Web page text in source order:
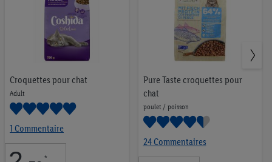
d’envies
d’envies
Croquettes pour chat
Adult
1 Commentaire
*
Pure Taste croquettes pour
chat
poulet / poisson
24 Commentaires